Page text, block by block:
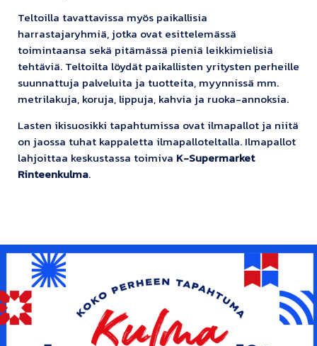
Teltoilla tavattavissa myös paikallisia
harrastajaryhmiä, jotka ovat esittelemässä
toimintaansa sekä pitämässä pieniä leikkimielisiä
tehtäviä. Teltoilta löydät paikallisten yritysten perheille
suunnattuja palveluita ja tuotteita, myynnissä mm.
metrilakuja, koruja, lippuja, kahvia ja ruoka-annoksia.
Lasten ikisuosikki tapahtumissa ovat ilmapallot ja niitä
on jaossa tuhat kappaletta ilmapalloteltalla. Ilmapallot
lahjoittaa keskustassa toimiva K-Supermarket
Rinteenkulma.